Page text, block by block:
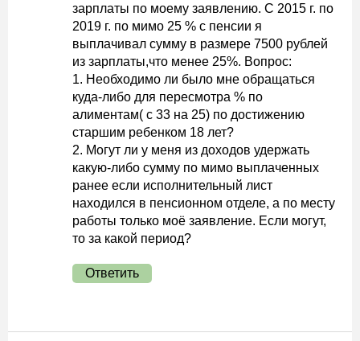
зарплаты по моему заявлению. С 2015 г. по
2019 г. по мимо 25 % с пенсии я
выплачивал сумму в размере 7500 рублей
из зарплаты,что менее 25%. Вопрос:
1. Необходимо ли было мне обращаться
куда-либо для пересмотра % по
алиментам( с 33 на 25) по достижению
старшим ребенком 18 лет?
2. Могут ли у меня из доходов удержать
какую-либо сумму по мимо выплаченных
ранее если исполнительный лист
находился в пенсионном отделе, а по месту
работы только моё заявление. Если могут,
то за какой период?
Ответить